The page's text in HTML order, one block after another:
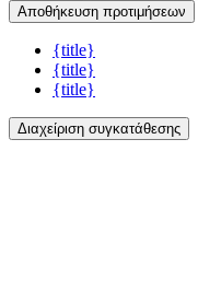
Αποθήκευση προτιμήσεων
{title}
{title}
{title}
Διαχείριση συγκατάθεσης